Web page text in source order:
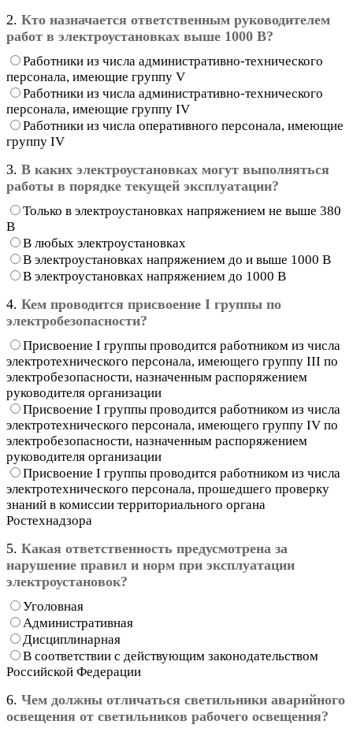
2. Кто назначается ответственным руководителем
работ в электроустановках выше 1000 В?
Работники из числа административно-технического
персонала, имеющие группу V
Работники из числа административно-технического
персонала, имеющие группу IV
Работники из числа оперативного персонала, имеющие
группу IV
3. В каких электроустановках могут выполняться
работы в порядке текущей эксплуатации?
Только в электроустановках напряжением не выше 380
В
В любых электроустановках
В электроустановках напряжением до и выше 1000 В
В электроустановках напряжением до 1000 В
4. Кем проводится присвоение I группы по
электробезопасности?
Присвоение I группы проводится работником из числа
электротехнического персонала, имеющего группу III по
электробезопасности, назначенным распоряжением
руководителя организации
Присвоение I группы проводится работником из числа
электротехнического персонала, имеющего группу IV по
электробезопасности, назначенным распоряжением
руководителя организации
Присвоение I группы проводится работником из числа
электротехнического персонала, прошедшего проверку
знаний в комиссии территориального органа
Ростехнадзора
5. Какая ответственность предусмотрена за
нарушение правил и норм при эксплуатации
электроустановок?
Уголовная
Административная
Дисциплинарная
В соответствии с действующим законодательством
Российской Федерации
6. Чем должны отличаться светильники аварийного
освещения от светильников рабочего освещения?